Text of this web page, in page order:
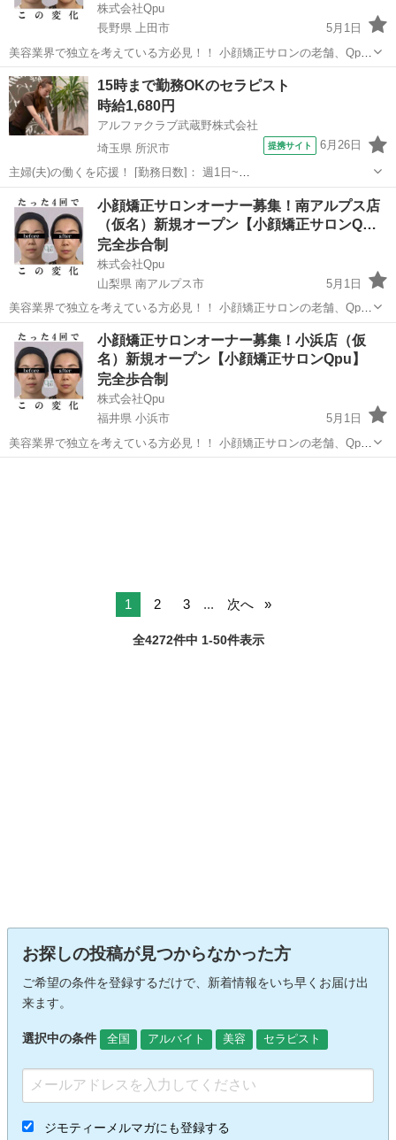
株式会社Qpu
長野県 上田市
5月1日
美容業界で独立を考えている方必見！！ 小顔矯正サロンの老舗、Qpu
のオーナーとして、新しいキャリアをスタートしませんか？？ 🌟 「キ
ュープ」ってどんなサロン？ 🌟 Qpuは2012年に東京の六本木で第1号
店をオープ...
長野 上田市 セラピスト
15時まで勤務OKのセラピスト
時給1,680円
アルファクラブ武蔵野株式会社
埼玉県 所沢市
提携サイト 6月26日
主婦(夫)の働くを応援！ [勤務日数]： 週1日~
10:00~15:00/13:00~16:00/15:00~20:00/10:00~19:00/19:00~23:00 月/
火/水/木/金/土/日 などから選べます [...
埼玉 所沢市 セラピスト
小顔矯正サロンオーナー募集！南アルプス店
（仮名）新規オープン【小顔矯正サロンQ…
完全歩合制
株式会社Qpu
山梨県 南アルプス市
5月1日
美容業界で独立を考えている方必見！！ 小顔矯正サロンの老舗、Qpu
のオーナーとして、新しいキャリアをスタートしませんか？？ 🌟 「キ
ュープ」ってどんなサロン？ 🌟 Qpuは2012年に東京の六本木で第1号
店をオープ...
山梨 南アルプス市 セラピスト リモート
小顔矯正サロンオーナー募集！小浜店（仮
名）新規オープン【小顔矯正サロンQpu】
完全歩合制
株式会社Qpu
福井県 小浜市
5月1日
美容業界で独立を考えている方必見！！ 小顔矯正サロンの老舗、Qpu
のオーナーとして、新しいキャリアをスタートしませんか？？ 🌟 「キ
1 2 3 ... 次へ
全4272件中 1-50件表示
お探しの投稿が見つからなかった方
ご希望の条件を登録するだけで、新着情報をいち早くお届け出
来ます。
選択中の条件 全国 アルバイト 美容 セラピスト
ジモティーメルマガにも登録する